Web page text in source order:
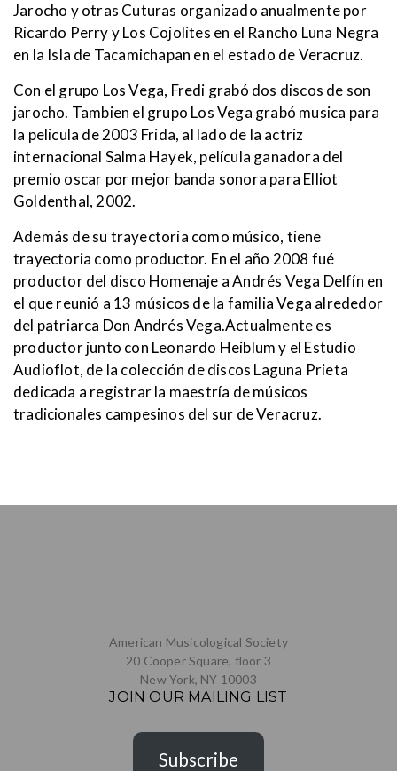
Jarocho y otras Cuturas organizado anualmente por
Ricardo Perry y Los Cojolites en el Rancho Luna Negra
en la Isla de Tacamichapan en el estado de Veracruz.
Con el grupo Los Vega, Fredi grabó dos discos de son
jarocho. Tambien el grupo Los Vega grabó musica para
la pelicula de 2003 Frida, al lado de la actriz
internacional Salma Hayek, película ganadora del
premio oscar por mejor banda sonora para Elliot
Goldenthal, 2002.
Además de su trayectoria como músico, tiene
trayectoria como productor. En el año 2008 fué
productor del disco Homenaje a Andrés Vega Delfín en
el que reunió a 13 músicos de la familia Vega alrededor
del patriarca Don Andrés Vega.Actualmente es
productor junto con Leonardo Heiblum y el Estudio
Audioflot, de la colección de discos Laguna Prieta
dedicada a registrar la maestría de músicos
tradicionales campesinos del sur de Veracruz.
American Musicological Society
20 Cooper Square, floor 3
New York, NY 10003
JOIN OUR MAILING LIST
Subscribe